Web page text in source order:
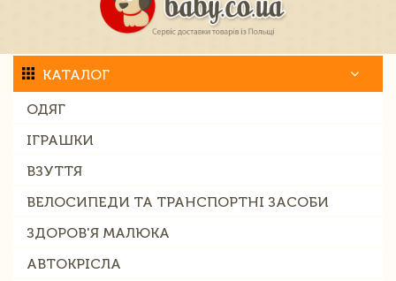
КАТАЛОГ
ОДЯГ
ІГРАШКИ
ВЗУТТЯ
ВЕЛОСИПЕДИ ТА ТРАНСПОРТНІ ЗАСОБИ
ЗДОРОВ'Я МАЛЮКА
АВТОКРІСЛА